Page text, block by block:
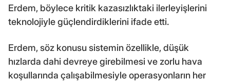
Erdem, böylece kritik kazasızlıktaki ilerleyişlerini
teknolojiyle güçlendirdiklerini ifade etti.
Erdem, söz konusu sistemin özellikle, düşük
hızlarda dahi devreye girebilmesi ve zorlu hava
koşullarında çalışabilmesiyle operasyonların her